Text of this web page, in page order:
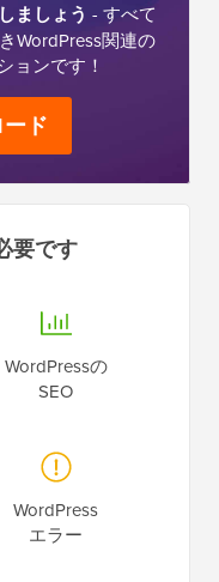
ましょう - すべて
WordPress関連の
ョンです！
ド
要です
WordPressの
SEO
WordPress
エラー